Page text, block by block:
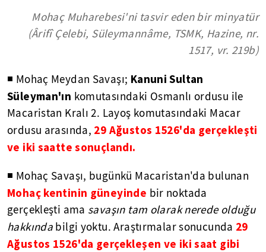
Mohaç Muharebesi'ni tasvir eden bir minyatür
(Ârifî Çelebi, Süleymannâme, TSMK, Hazine, nr.
1517, vr. 219b)
◾ Mohaç Meydan Savaşı; Kanuni Sultan
Süleyman'ın komutasındaki Osmanlı ordusu ile
Macaristan Kralı 2. Layoş komutasındaki Macar
ordusu arasında, 29 Ağustos 1526'da gerçekleşti
ve iki saatte sonuçlandı.
◾ Mohaç Savaşı, bugünkü Macaristan'da bulunan
Mohaç kentinin güneyinde bir noktada
gerçekleşti ama savaşın tam olarak nerede olduğu
hakkında bilgi yoktu. Araştırmalar sonucunda 29
Ağustos 1526'da gerçekleşen ve iki saat gibi